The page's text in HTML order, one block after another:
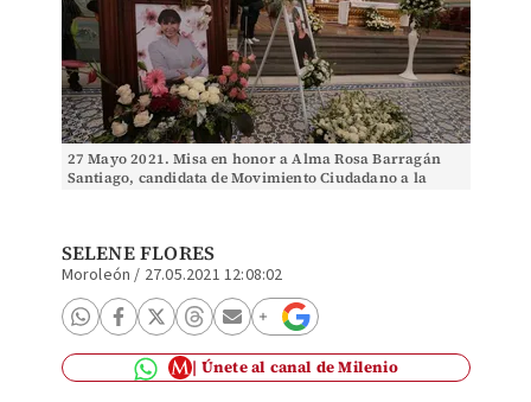
27 Mayo 2021. Misa en honor a Alma Rosa Barragán
Santiago, candidata de Movimiento Ciudadano a la
SELENE FLORES
Moroleón / 27.05.2021 12:08:02
Únete al canal de Milenio